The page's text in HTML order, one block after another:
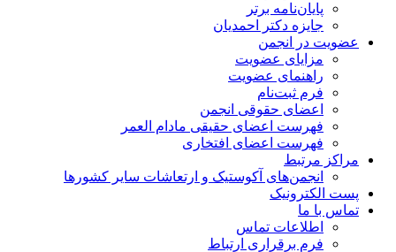
پایان‌نامه برتر
جایزه دکتر احمدیان
عضویت در انجمن
مزایای عضویت
راهنمای عضویت
فرم ثبت‌نام
اعضای حقوقی انجمن
فهرست اعضای حقیقی مادام‌ العمر
فهرست اعضای افتخاری
مراکز مرتبط
انجمن‌های آکوستیک و ارتعاشات سایر کشورها
پست الکترونیک
تماس با ما
اطلاعات تماس
فرم برقراری ارتباط